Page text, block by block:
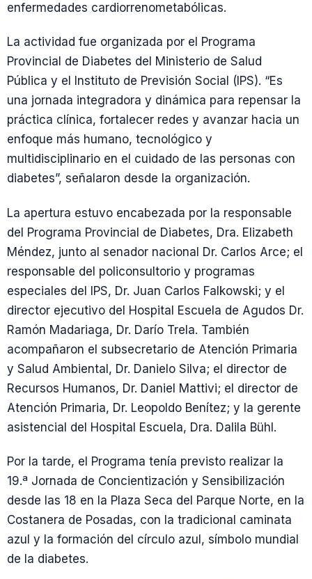
enfermedades cardiorrenometabólicas.
La actividad fue organizada por el Programa
Provincial de Diabetes del Ministerio de Salud
Pública y el Instituto de Previsión Social (IPS). “Es
una jornada integradora y dinámica para repensar la
práctica clínica, fortalecer redes y avanzar hacia un
enfoque más humano, tecnológico y
multidisciplinario en el cuidado de las personas con
diabetes”, señalaron desde la organización.
La apertura estuvo encabezada por la responsable
del Programa Provincial de Diabetes, Dra. Elizabeth
Méndez, junto al senador nacional Dr. Carlos Arce; el
responsable del policonsultorio y programas
especiales del IPS, Dr. Juan Carlos Falkowski; y el
director ejecutivo del Hospital Escuela de Agudos Dr.
Ramón Madariaga, Dr. Darío Trela. También
acompañaron el subsecretario de Atención Primaria
y Salud Ambiental, Dr. Danielo Silva; el director de
Recursos Humanos, Dr. Daniel Mattivi; el director de
Atención Primaria, Dr. Leopoldo Benítez; y la gerente
asistencial del Hospital Escuela, Dra. Dalila Bühl.
Por la tarde, el Programa tenía previsto realizar la
19.ª Jornada de Concientización y Sensibilización
desde las 18 en la Plaza Seca del Parque Norte, en la
Costanera de Posadas, con la tradicional caminata
azul y la formación del círculo azul, símbolo mundial
de la diabetes.